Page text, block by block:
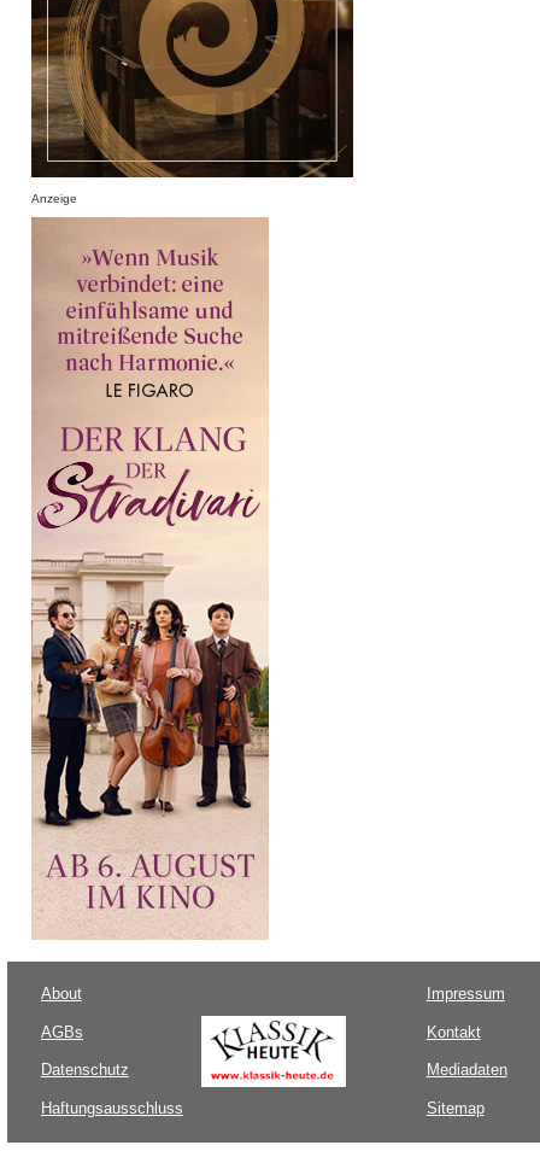
Anzeige
About
AGBs
Datenschutz
Haftungsausschluss
Impressum
Kontakt
Mediadaten
Sitemap